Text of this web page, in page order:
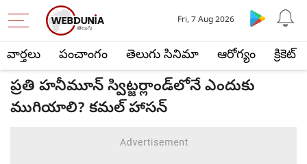
వార్తలు పంచాంగం తెలుగు సినిమా ఆరోగ్యం క్రికెట్
Fri, 7 Aug 2026
ప్రతి హనీమూన్ స్విట్జర్లాండ్‌లోనే ఎందుకు
ముగియాలి? కమల్ హాసన్